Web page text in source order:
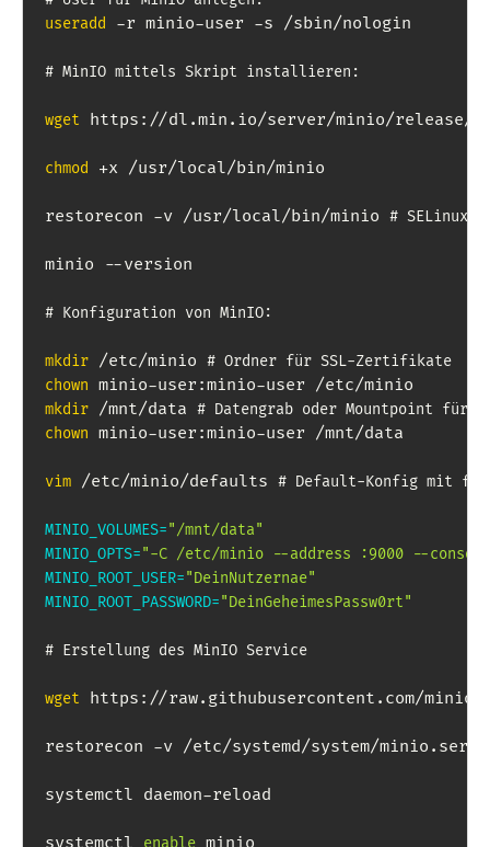
useradd
-r minio-user -s /sbin/nologin
# MinIO mittels Skript installieren:
wget https://dl.min.io/server/minio/release/
chmod +x /usr/local/bin/minio
restorecon -v /usr/local/bin/minio # SELinux
minio --version
# Konfiguration von MinIO:
mkdir /etc/minio # Ordner für SSL-Zertifikate
chown
mkdir /mnt/data # Datengrab oder Mountpoint für
chown
minio-user:minio-user /mnt/data
vim /etc/minio/defaults # Default-Konfig mit
MINIO_VOLUMES="/mnt/data"
MINIO_OPTS="-C /etc/minio --address :9000 --
MINIO_ROOT_USER="DeinNutzernae"
MINIO_ROOT_PASSWORD="DeinGeheimesPassw0rt"
# Erstellung des MinIO Service
wget https://raw.githubusercontent.com/
restorecon -v /etc/systemd/system/
systemctl daemon-reload
enable